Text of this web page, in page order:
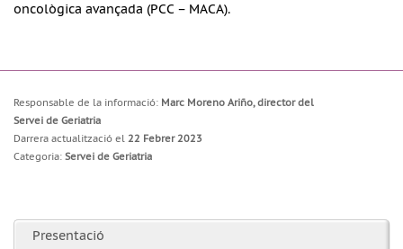
oncològica avançada (PCC – MACA).
Responsable de la informació: Marc Moreno Ariño, director del
Servei de Geriatria
Darrera actualització el 22 Febrer 2023
Categoria: Servei de Geriatria
Presentació